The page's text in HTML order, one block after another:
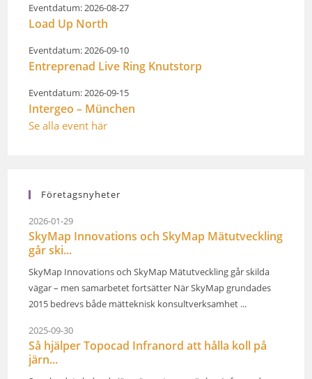
Eventdatum: 2026-08-27
Load Up North
Eventdatum: 2026-09-10
Entreprenad Live Ring Knutstorp
Eventdatum: 2026-09-15
Intergeo – München
Se alla event här
Företagsnyheter
2026-01-29
SkyMap Innovations och SkyMap Mätutveckling
går ski...
SkyMap Innovations och SkyMap Mätutveckling går skilda
vägar – men samarbetet fortsätter När SkyMap grundades
2015 bedrevs både mätteknisk konsultverksamhet ...
2025-09-30
Så hjälper Topocad Infranord att hålla koll på
järn...